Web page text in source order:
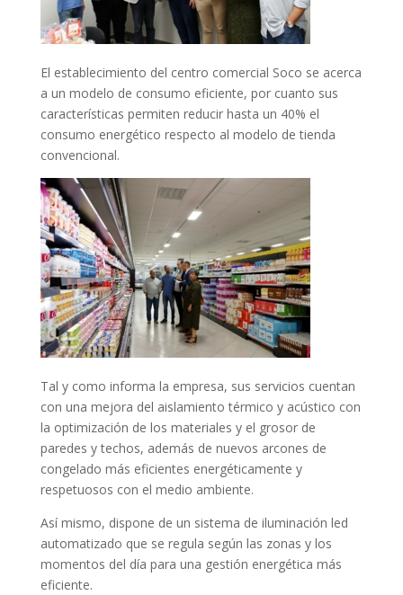
El establecimiento del centro comercial Soco se acerca
a un modelo de consumo eficiente, por cuanto sus
características permiten reducir hasta un 40% el
consumo energético respecto al modelo de tienda
convencional.
Tal y como informa la empresa, sus servicios cuentan
con una mejora del aislamiento térmico y acústico con
la optimización de los materiales y el grosor de
paredes y techos, además de nuevos arcones de
congelado más eficientes energéticamente y
respetuosos con el medio ambiente.
Así mismo, dispone de un sistema de iluminación led
automatizado que se regula según las zonas y los
momentos del día para una gestión energética más
eficiente.